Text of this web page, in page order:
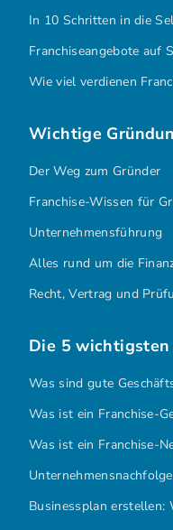
In 10 Schritten in die
Franchiseangebote auf
Wie viel verdienen
Wichtige
Der Weg zum Gründer
Franchise-Wissen für
Unternehmensführung
Alles rund um die
Recht, Vertrag und
Die 5
Was sind gute
Was ist ein Franchise-
Was ist ein Franchise-
Businessplan erstellen: